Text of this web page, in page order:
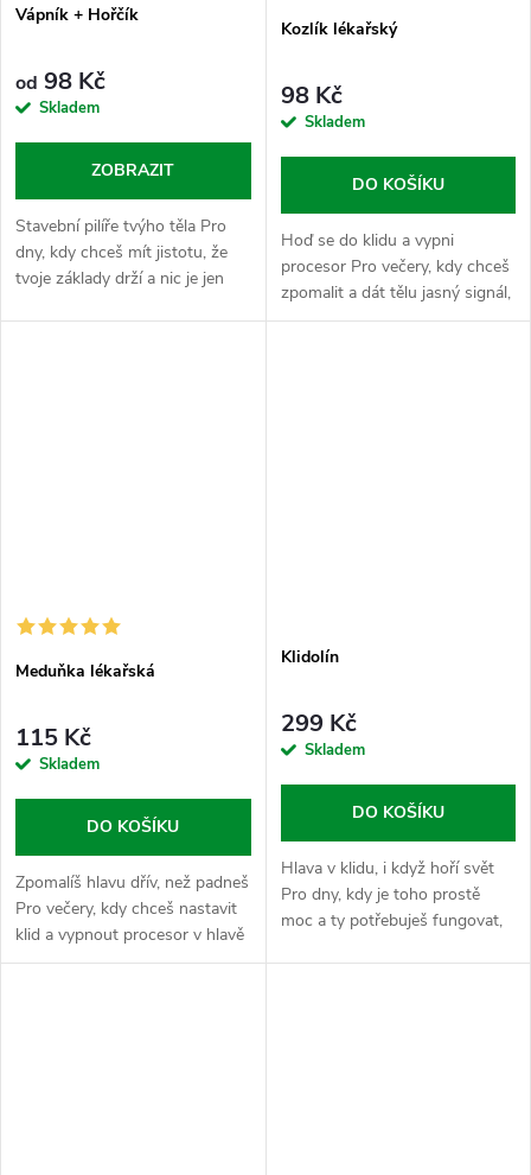
Vápník + Hořčík
od 98 Kč
Skladem
ZOBRAZIT
Stavební pilíře tvýho těla Pro
dny, kdy chceš mít jistotu, že
tvoje základy drží a nic je jen
Kozlík lékařský
98 Kč
Skladem
DO KOŠÍKU
Hoď se do klidu a vypni
procesor Pro večery, kdy chceš
zpomalit a dát tělu jasný signál,
že je čas vypnout a
Meduňka lékařská
115 Kč
Skladem
DO KOŠÍKU
Zpomalíš hlavu dřív, než padneš
Pro večery, kdy chceš nastavit
klid a vypnout procesor v hlavě
ještě dřív, než si lehneš.
Klidolín
299 Kč
Skladem
DO KOŠÍKU
Hlava v klidu, i když hoří svět
Pro dny, kdy je toho prostě
moc a ty potřebuješ fungovat,